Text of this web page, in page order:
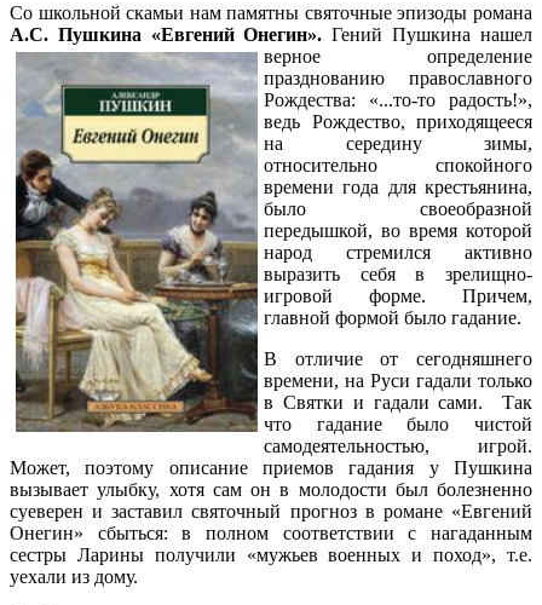
Со школьной скамьи нам памятны святочные эпизоды романа
А.С. Пушкина «Евгений Онегин». Гений Пушкина нашел
верное определение
празднованию православного
Рождества: «...то-то радость!»,
ведь Рождество, приходящееся
на середину зимы,
относительно спокойного
времени года для крестьянина,
было своеобразной
передышкой, во время которой
народ стремился активно
выразить себя в зрелищно-
игровой форме. Причем,
главной формой было гадание.
В отличие от сегодняшнего
времени, на Руси гадали только
в Святки и гадали сами. Так
что гадание было чистой
самодеятельностью, игрой.
Может, поэтому описание приемов гадания у Пушкина
вызывает улыбку, хотя сам он в молодости был болезненно
суеверен и заставил святочный прогноз в романе «Евгений
Онегин» сбыться: в полном соответствии с нагаданным
сестры Ларины получили «мужьев военных и поход», т.е.
уехали из дому.